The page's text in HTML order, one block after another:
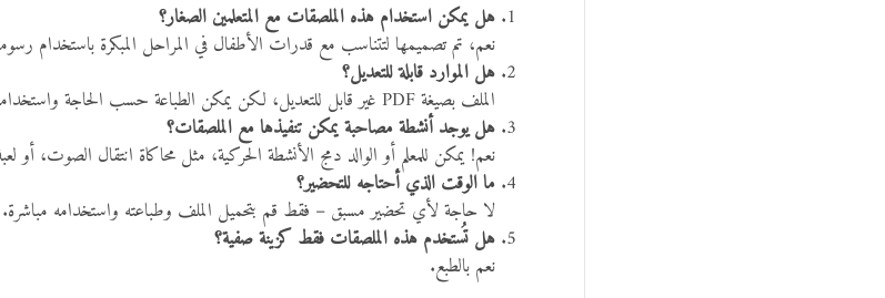
هل يمكن استخدام هذه الملصقات مع المتعلمين الصغار؟
نعم، تم تصميمها لتتناسب مع قدرات الأطفال في المراحل المبكرة باستخدام
هل الموارد قابلة للتعديل؟
الملف بصيغة PDF غير قابل للتعديل، لكن يمكن الطباعة حسب الحاجة واستخدامه بطرق متعددة.
هل يوجد أنشطة مصاحبة يمكن تنفيذها مع الملصقات؟
نعم! يمكن للمعلم أو الوالد دمج الأنشطة الحركية، مثل محاكاة انتقال الصوت، أو
ما الوقت الذي أحتاجه للتحضير؟
لا حاجة لأي تحضير مسبق – فقط قم بتحميل الملف وطباعته واستخدامه مباشرة.
هل تُستخدم هذه الملصقات فقط كزينة صفية؟
نعم بالطبع.